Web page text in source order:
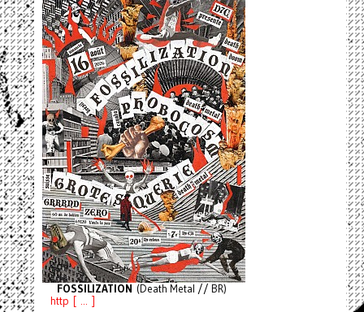
FOSSILIZATION (Death Metal // BR)
http [ ... ]